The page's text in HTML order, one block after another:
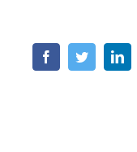
contentFacebookTwitter